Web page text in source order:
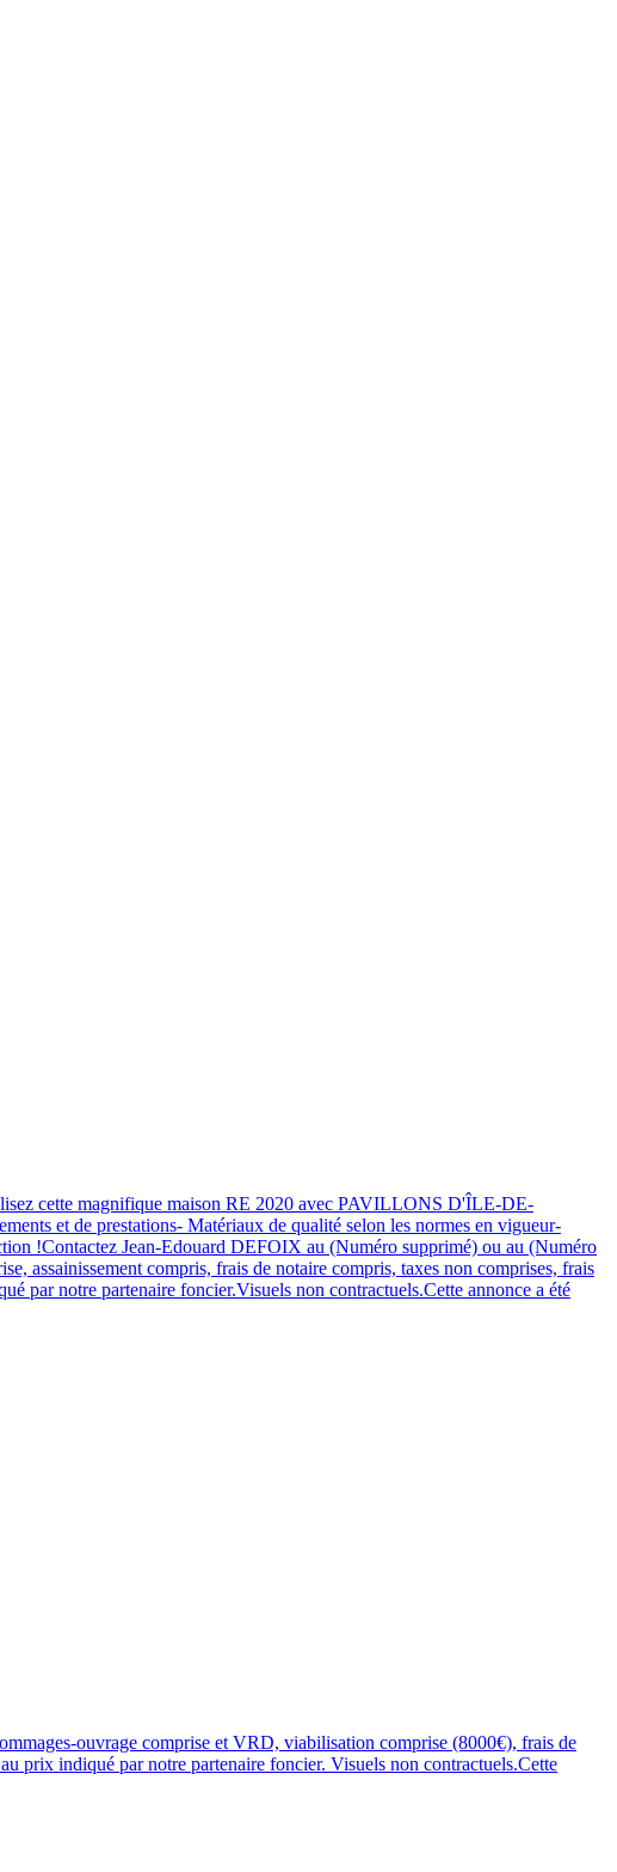
cette magnifique maison RE 2020 avec PAVILLONS D'ÎLE-DE-
et de prestations- Matériaux de qualité selon les normes en vigueur-
!Contactez Jean-Edouard DEFOIX au (Numéro supprimé) ou au (Numéro
assainissement compris, frais de notaire compris, taxes non comprises, frais
par notre partenaire foncier.Visuels non contractuels.Cette annonce a été
ouvrage comprise et VRD, viabilisation comprise (8000€), frais de
prix indiqué par notre partenaire foncier. Visuels non contractuels.Cette